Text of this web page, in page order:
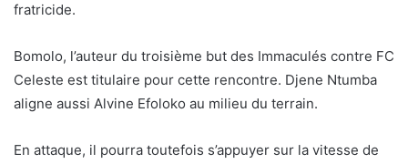
fratricide.
Bomolo, l’auteur du troisième but des Immaculés contre FC
Celeste est titulaire pour cette rencontre. Djene Ntumba
aligne aussi Alvine Efoloko au milieu du terrain.
En attaque, il pourra toutefois s’appuyer sur la vitesse de